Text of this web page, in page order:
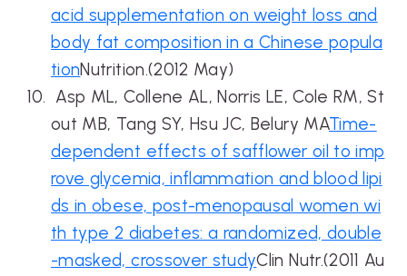
acid supplementation on weight loss and
body fat composition in a Chinese popula
tionNutrition.(2012 May)
Asp ML, Collene AL, Norris LE, Cole RM, St
out MB, Tang SY, Hsu JC, Belury MATime-
dependent effects of safflower oil to imp
rove glycemia, inflammation and blood lipi
ds in obese, post-menopausal women wi
th type 2 diabetes: a randomized, double
-masked, crossover studyClin Nutr.(2011 Au